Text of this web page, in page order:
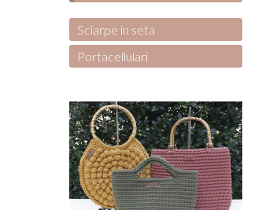
Sciarpe in seta
Portacellulari